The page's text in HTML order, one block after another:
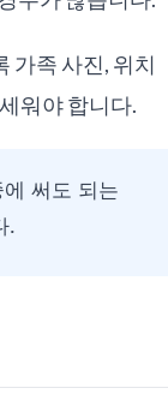
가족 사진, 위치
워야 합니다.
써도 되는
.